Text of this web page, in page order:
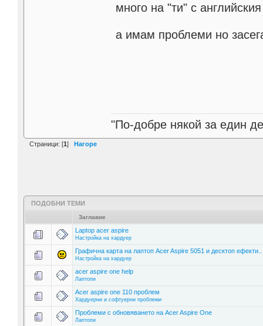
много на "ти" с
а имам проблеми но
"По-добре някой за един
Страници: [1] Нагоре
ПОДОБНИ ТЕМИ
Заглавие
Laptop acer aspire
Настройка на хардуер
Графична карта на лаптоп Acer Aspire 5051 и десктоп ефекти..
Настройка на хардуер
acer aspire one help
Лаптопи
Acer aspire one 110 проблем
Хардуерни и софтуерни проблеми
Проблеми с обновяването на Acer Aspire One
Лаптопи